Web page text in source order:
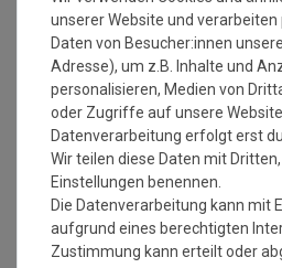
Inhaltsstoff des
Fluorcarbonharz
Reduktion der
Einfaches Abtupfen von
Speichelfest
dünstet nicht aus
gesundheitliche
zertifiziert
Erfolgreiche
unserer Website und
Daten von Besucher:innen
Adresse), um z.B. Inhalte und
personalisieren, Medien von
oder Zugriffe auf unsere
Datenverarbeitung erfolgt erst
Wir teilen diese Daten mit
Einstellungen benennen.
Die Datenverarbeitung kann mit
aufgrund eines berechtigten
Zustimmung kann erteilt oder